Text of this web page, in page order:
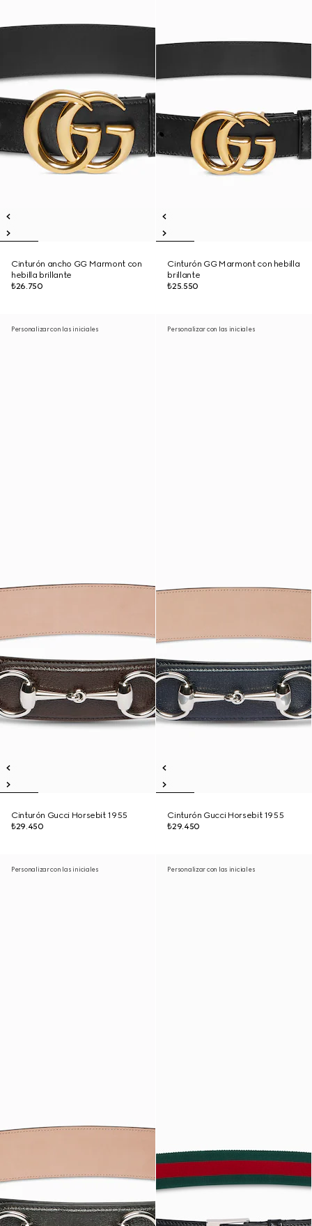
Cinturón ancho GG Marmont con
hebilla brillante
₺26.750
Cinturón GG Marmont con hebilla
brillante
₺25.550
Personalizar con las iniciales
Cinturón Gucci Horsebit 1955
₺29.450
Personalizar con las iniciales
Cinturón Gucci Horsebit 1955
₺29.450
Personalizar con las iniciales Personalizar con las iniciales